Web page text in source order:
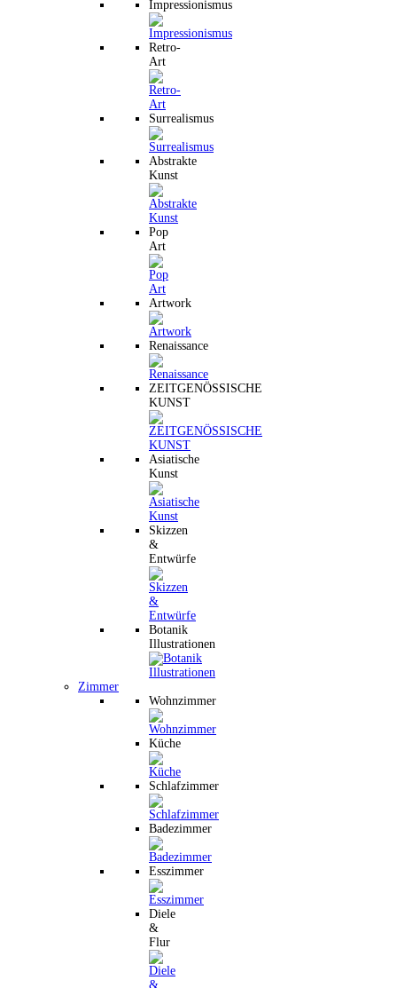
Impressionismus
Retro-
Art
Surrealismus
Abstrakte
Kunst
Pop
Art
Artwork
Renaissance
ZEITGENÖSSISCHE
KUNST
Asiatische
Kunst
Skizzen
&
Entwürfe
Botanik
Illustrationen
Zimmer
Wohnzimmer
Küche
Schlafzimmer
Badezimmer
Esszimmer
Diele
&
Flur